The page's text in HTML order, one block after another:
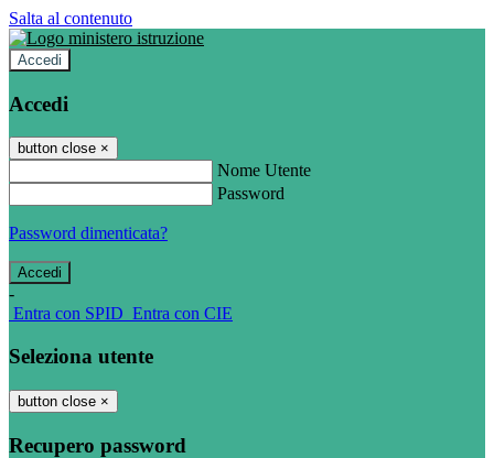
Salta al contenuto
Accedi
Accedi
button close ×
Nome Utente
Password
Password dimenticata?
-
Entra con SPID Entra con CIE
Seleziona utente
button close ×
Recupero password